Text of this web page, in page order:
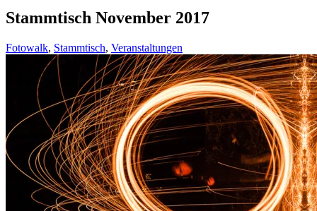
Stammtisch November 2017
Fotowalk, Stammtisch, Veranstaltungen